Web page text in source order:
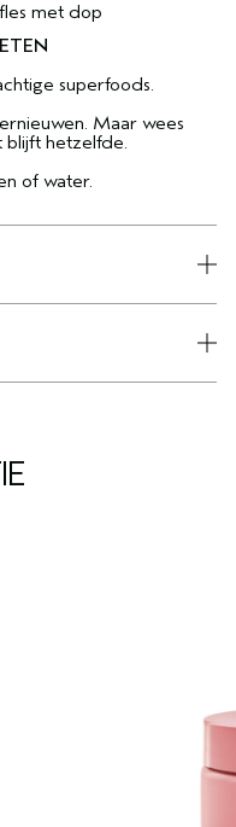
met dop
superfoods.
Maar wees
blijft hetzelfde.
of water.